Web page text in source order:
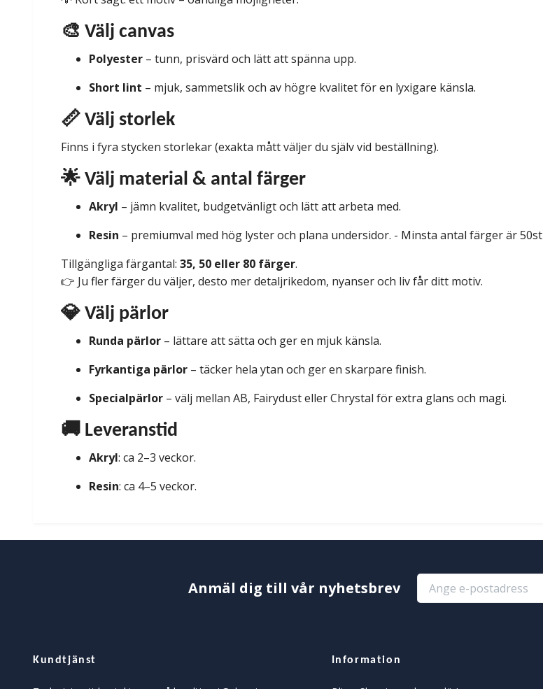
🎨 Välj canvas
Polyester – tunn, prisvärd och lätt att spänna upp.
Short lint – mjuk, sammetslik och av högre kvalitet för en lyxigare känsla.
📏 Välj storlek
Finns i fyra stycken storlekar (exakta mått väljer du själv vid beställning).
🌟 Välj material & antal färger
Akryl – jämn kvalitet, budgetvänligt och lätt att arbeta med.
Resin – premiumval med hög lyster och plana undersidor. - Minsta antal färger är 50st
Tillgängliga färgantal: 35, 50 eller 80 färger.
👉 Ju fler färger du väljer, desto mer detaljrikedom, nyanser och liv får ditt motiv.
💎 Välj pärlor
Runda pärlor – lättare att sätta och ger en mjuk känsla.
Fyrkantiga pärlor – täcker hela ytan och ger en skarpare finish.
Specialpärlor – välj mellan AB, Fairydust eller Chrystal för extra glans och magi.
🚚 Leveranstid
Akryl: ca 2–3 veckor.
Resin: ca 4–5 veckor.
Anmäl dig till vår nyhetsbrev
Kundtjänst Information